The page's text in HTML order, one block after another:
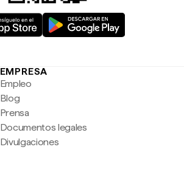
EMPRESA
Empleo
Blog
Prensa
Documentos legales
Divulgaciones